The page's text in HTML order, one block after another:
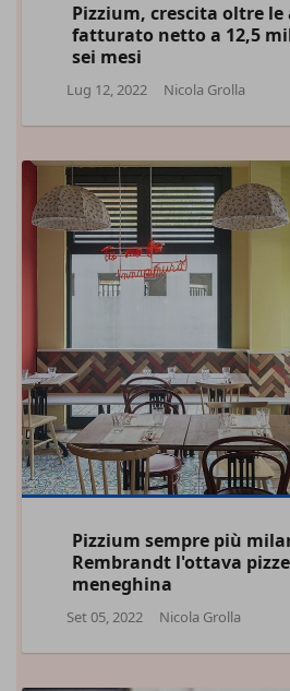
Pizzium, crescita oltre
fatturato netto a 12,5
sei mesi
Lug 12, 2022 Nicola Grolla
Pizzium sempre più
Rembrandt l'ottava
meneghina
Set 05, 2022 Nicola Grolla